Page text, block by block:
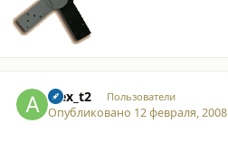
alex_t2 Пользователи
Опубликовано 12 февраля, 2008